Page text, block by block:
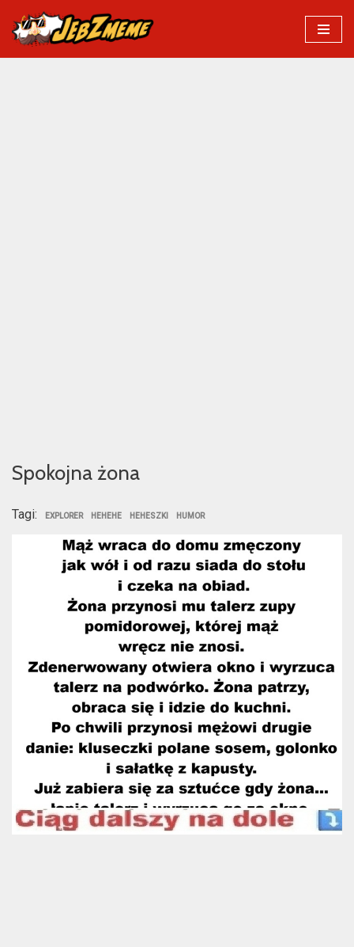
Przejdź
do
Spokojna żona
Tagi: EXPLORER HEHEHE HEHESZKI HUMOR